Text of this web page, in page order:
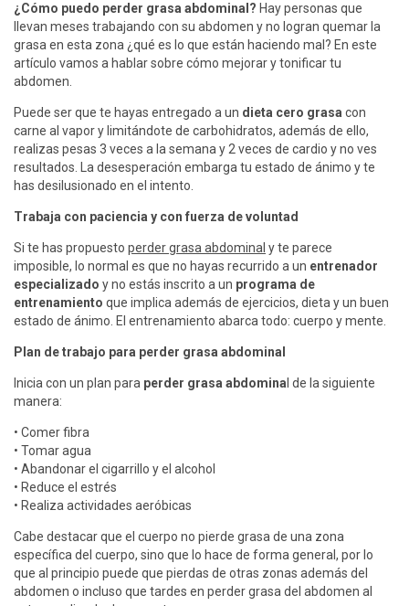
¿Cómo puedo perder grasa abdominal? Hay personas que
llevan meses trabajando con su abdomen y no logran quemar la
grasa en esta zona ¿qué es lo que están haciendo mal? En este
artículo vamos a hablar sobre cómo mejorar y tonificar tu
abdomen.
Puede ser que te hayas entregado a un dieta cero grasa con
carne al vapor y limitándote de carbohidratos, además de ello,
realizas pesas 3 veces a la semana y 2 veces de cardio y no ves
resultados. La desesperación embarga tu estado de ánimo y te
has desilusionado en el intento.
Trabaja con paciencia y con fuerza de voluntad
Si te has propuesto perder grasa abdominal y te parece
imposible, lo normal es que no hayas recurrido a un entrenador
especializado y no estás inscrito a un programa de
entrenamiento que implica además de ejercicios, dieta y un buen
estado de ánimo. El entrenamiento abarca todo: cuerpo y mente.
Plan de trabajo para perder grasa abdominal
Inicia con un plan para perder grasa abdomina l de la siguiente
manera:
• Comer fibra
• Tomar agua
• Abandonar el cigarrillo y el alcohol
• Reduce el estrés
• Realiza actividades aeróbicas
Cabe destacar que el cuerpo no pierde grasa de una zona
específica del cuerpo, sino que lo hace de forma general, por lo
que al principio puede que pierdas de otras zonas además del
abdomen o incluso que tardes en perder grasa del abdomen al